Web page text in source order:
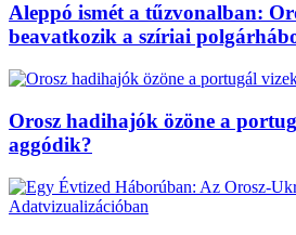
Aleppó ismét a tűzvonalban:
beavatkozik a szíriai
Orosz hadihajók özöne a
aggódik?